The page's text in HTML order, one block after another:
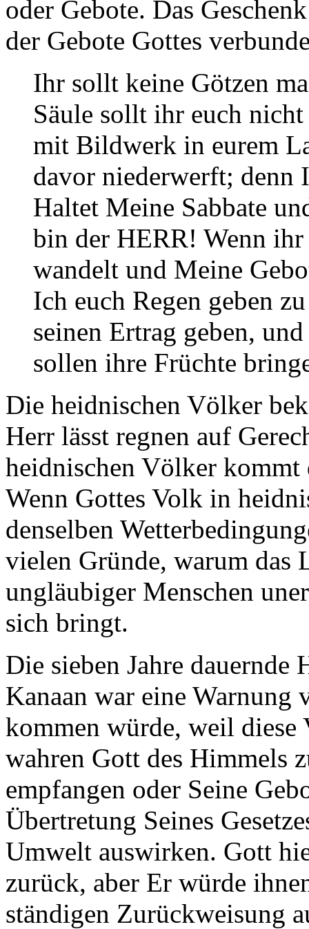
oder Gebote. Das
der Gebote Gottes
Ihr sollt keine Götzen
Säule sollt ihr euch
mit Bildwerk in eurem
davor niederwerft; denn
Haltet Meine Sabbate
bin der HERR! Wenn
wandelt und Meine
Ich euch Regen geben
seinen Ertrag geben,
sollen ihre Früchte
Die heidnischen Völker
Herr lässt regnen auf
heidnischen Völker kommt
Wenn Gottes Volk in
denselben
vielen Gründe, warum das
ungläubiger Menschen
sich bringt.
Die sieben Jahre
Kanaan war eine Warnung
kommen würde, weil
wahren Gott des Himmels
empfangen oder Seine
Übertretung Seines
Umwelt auswirken. Gott
zurück, aber Er würde
ständigen Zurückweisung